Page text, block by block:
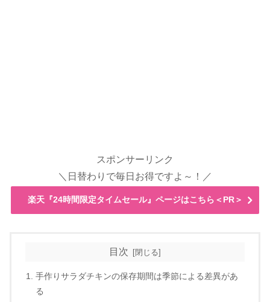
スポンサーリンク
＼日替わりで毎日お得ですよ～！／
楽天『24時間限定タイムセール』ページはこちら＜PR＞
目次
手作りサラダチキンの保存期間は季節による差異があ
る